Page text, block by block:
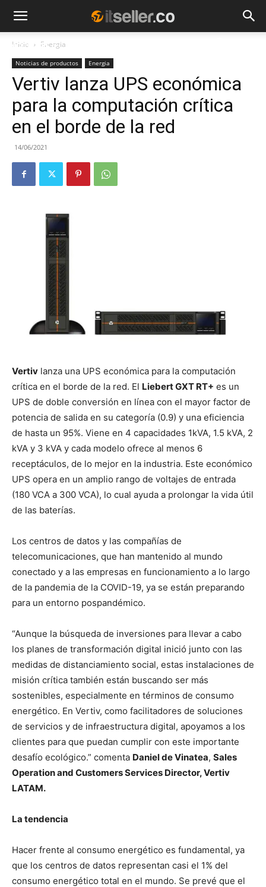
NOTICIAS
Inicio Energia
Noticias de productos Energia
Vertiv lanza UPS económica
para la computación crítica
en el borde de la red
14/06/2021
Vertiv lanza una UPS económica para la computación
crítica en el borde de la red. El Liebert GXT RT+ es un
UPS de doble conversión en línea con el mayor factor de
potencia de salida en su categoría (0.9) y una eficiencia
de hasta un 95%. Viene en 4 capacidades 1kVA, 1.5 kVA, 2
kVA y 3 kVA y cada modelo ofrece al menos 6
receptáculos, de lo mejor en la industria. Este económico
UPS opera en un amplio rango de voltajes de entrada
(180 VCA a 300 VCA), lo cual ayuda a prolongar la vida útil
de las baterías.
Los centros de datos y las compañías de
telecomunicaciones, que han mantenido al mundo
conectado y a las empresas en funcionamiento a lo largo
de la pandemia de la COVID-19, ya se están preparando
para un entorno pospandémico.
“Aunque la búsqueda de inversiones para llevar a cabo
los planes de transformación digital inició junto con las
medidas de distanciamiento social, estas instalaciones de
misión crítica también están buscando ser más
sostenibles, especialmente en términos de consumo
energético. En Vertiv, como facilitadores de soluciones
de servicios y de infraestructura digital, apoyamos a los
clientes para que puedan cumplir con este importante
desafío ecológico.” comenta Daniel de Vinatea, Sales
Operation and Customers Services Director, Vertiv
LATAM.
La tendencia
Hacer frente al consumo energético es fundamental, ya
que los centros de datos representan casi el 1% del
consumo energético total en el mundo. Se prevé que el